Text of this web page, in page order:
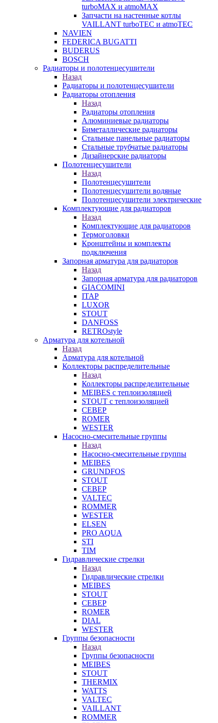
turboMAX и atmoMAX
Запчасти на настенные котлы
VAILLANT turboTEC и atmoTEC
NAVIEN
FEDERICA BUGATTI
BUDERUS
BOSCH
Радиаторы и полотенцесушители
Назад
Радиаторы и полотенцесушители
Радиаторы отопления
Назад
Радиаторы отопления
Алюминиевые радиаторы
Биметаллические радиаторы
Стальные панельные радиаторы
Стальные трубчатые радиаторы
Дизайнерские радиаторы
Полотенцесушители
Назад
Полотенцесушители
Полотенцесушители водяные
Полотенцесушители электрические
Комплектующие для радиаторов
Назад
Комплектующие для радиаторов
Термоголовки
Кронштейны и комплекты
подключения
Запорная арматура для радиаторов
Назад
Запорная арматура для радиаторов
GIACOMINI
ITAP
LUXOR
STOUT
DANFOSS
RETROstyle
Арматура для котельной
Назад
Арматура для котельной
Коллекторы распределительные
Назад
Коллекторы распределительные
MEIBES с теплоизоляцией
STOUT с теплоизоляцией
СЕВЕР
ROMER
WESTER
Насосно-смесительные группы
Назад
Насосно-смесительные группы
MEIBES
GRUNDFOS
STOUT
СЕВЕР
VALTEC
ROMMER
WESTER
ELSEN
PRO AQUA
STI
TIM
Гидравлические стрелки
Назад
Гидравлические стрелки
MEIBES
STOUT
СЕВЕР
ROMER
DIAL
WESTER
Группы безопасности
Назад
Группы безопасности
MEIBES
STOUT
THERMIX
WATTS
VALTEC
VAILLANT
ROMMER